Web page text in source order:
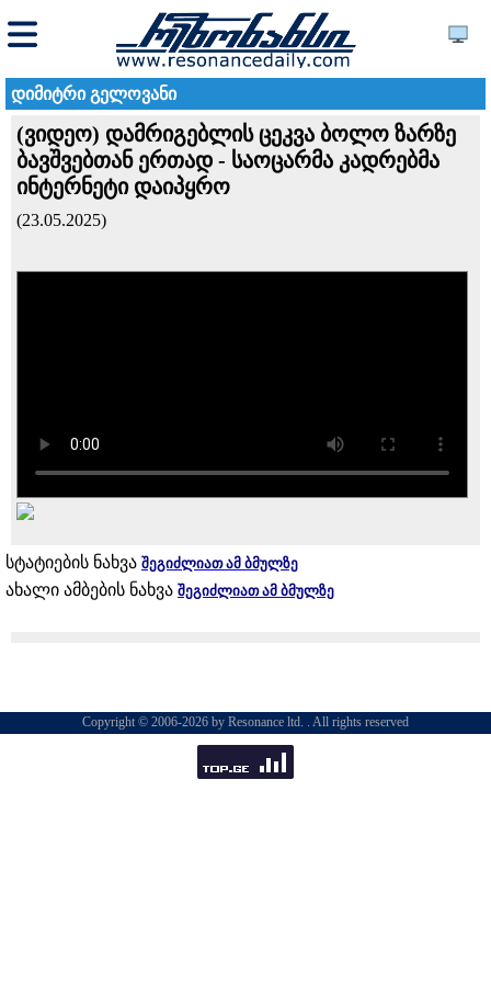
დიმიტრი გელოვანი
(ვიდეო) დამრიგებლის ცეკვა ბოლო ზარზე
ბავშვებთან ერთად - საოცარმა კადრებმა
ინტერნეტი დაიპყრო
(23.05.2025)
სტატიების ნახვა შეგიძლიათ ამ ბმულზე
ახალი ამბების ნახვა შეგიძლიათ ამ ბმულზე
Copyright © 2006-2026 by Resonance ltd. . All rights reserved